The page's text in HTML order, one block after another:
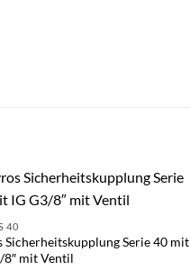
40
Sicherheitskupplung Serie 40 mit
8″ mit Ventil